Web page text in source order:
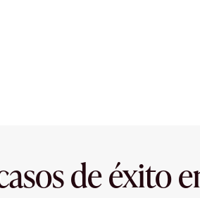
de éxito